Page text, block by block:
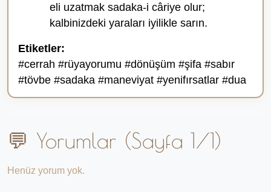
eli uzatmak sadaka-i câriye olur;
kalbinizdeki yaraları iyilikle sarın.
Etiketler:
#cerrah #rüyayorumu #dönüşüm #şifa #sabır
#tövbe #sadaka #maneviyat #yenifırsatlar #dua
💬 Yorumlar (Sayfa 1/1)
Henüz yorum yok.